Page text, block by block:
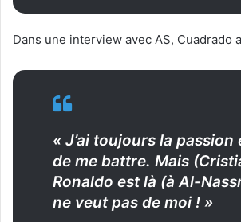
Dans une interview avec AS, Cuadrado
« J’ai toujours la passion
de me battre. Mais
Ronaldo est là (à Al-
ne veut pas de moi ! »